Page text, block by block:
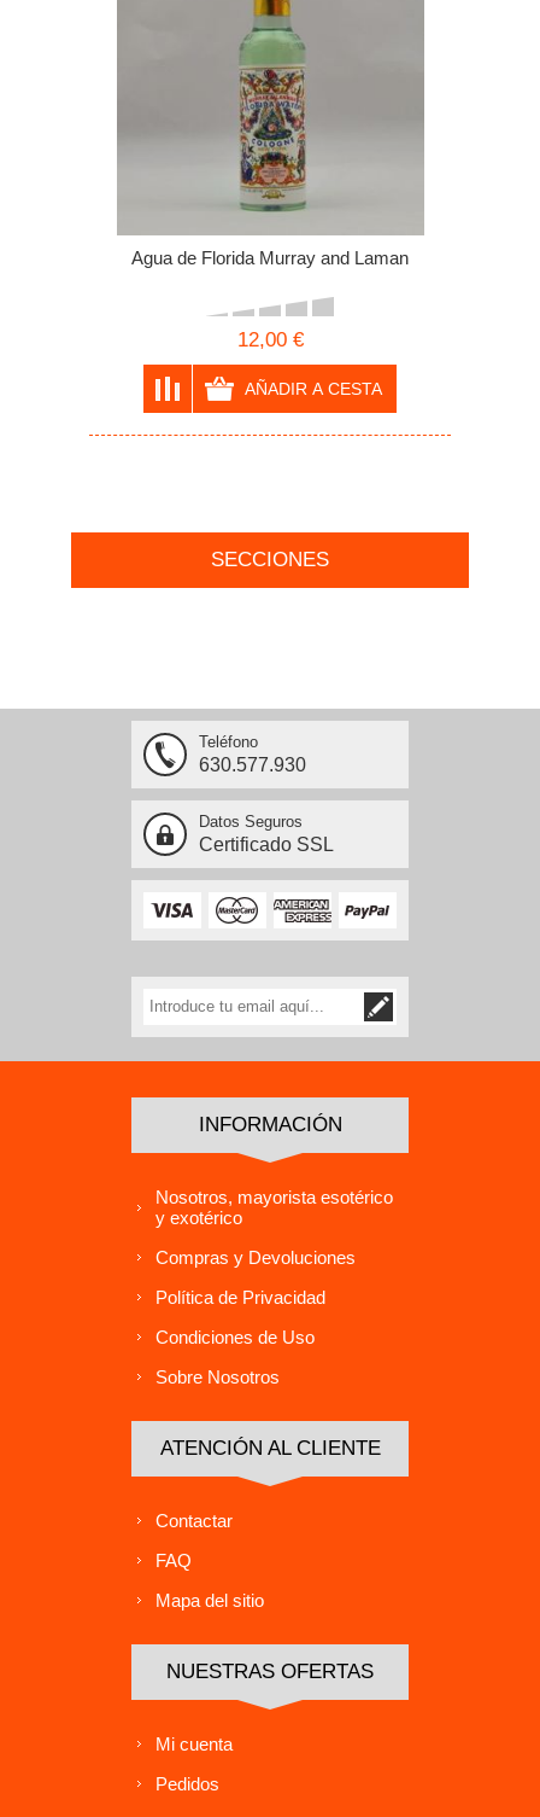
Agua de Florida Murray and Laman
12,00 €
SECCIONES
Teléfono
630.577.930
Datos Seguros
Certificado SSL
INFORMACIÓN
Nosotros, mayorista esotérico
y exotérico
Compras y Devoluciones
Política de Privacidad
Condiciones de Uso
Sobre Nosotros
ATENCIÓN AL CLIENTE
Contactar
FAQ
Mapa del sitio
NUESTRAS OFERTAS
Mi cuenta
Pedidos